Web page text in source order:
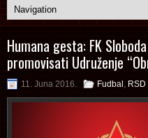
Humana gesta: FK
promovisati Udruženje
11. Juna 2016. Fudbal RSD